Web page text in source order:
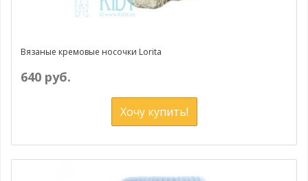
Вязаные кремовые носочки Lorita
640 руб.
Хочу купить!